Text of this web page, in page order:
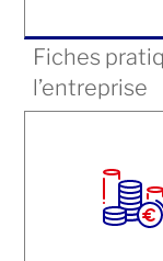
Fiches
l’entreprise